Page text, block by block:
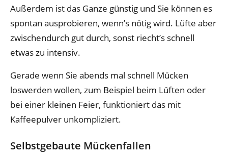
Außerdem ist das Ganze günstig und Sie können es
spontan ausprobieren, wenn’s nötig wird. Lüfte aber
zwischendurch gut durch, sonst riecht’s schnell
etwas zu intensiv.
Gerade wenn Sie abends mal schnell Mücken
loswerden wollen, zum Beispiel beim Lüften oder
bei einer kleinen Feier, funktioniert das mit
Kaffeepulver unkompliziert.
Selbstgebaute Mückenfallen